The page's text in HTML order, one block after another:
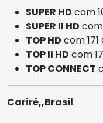
SUPER HD com
SUPER II HD com
TOP HD com 171
TOP II HD com
TOP CONNECT
Cariré,,Brasil